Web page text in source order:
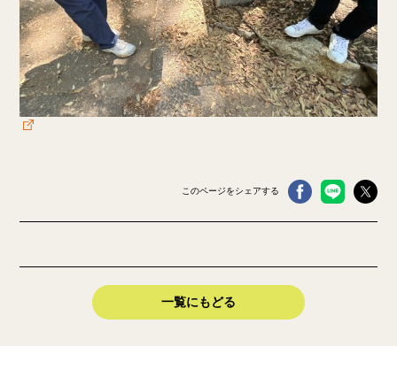
このページをシェアする
一覧にもどる